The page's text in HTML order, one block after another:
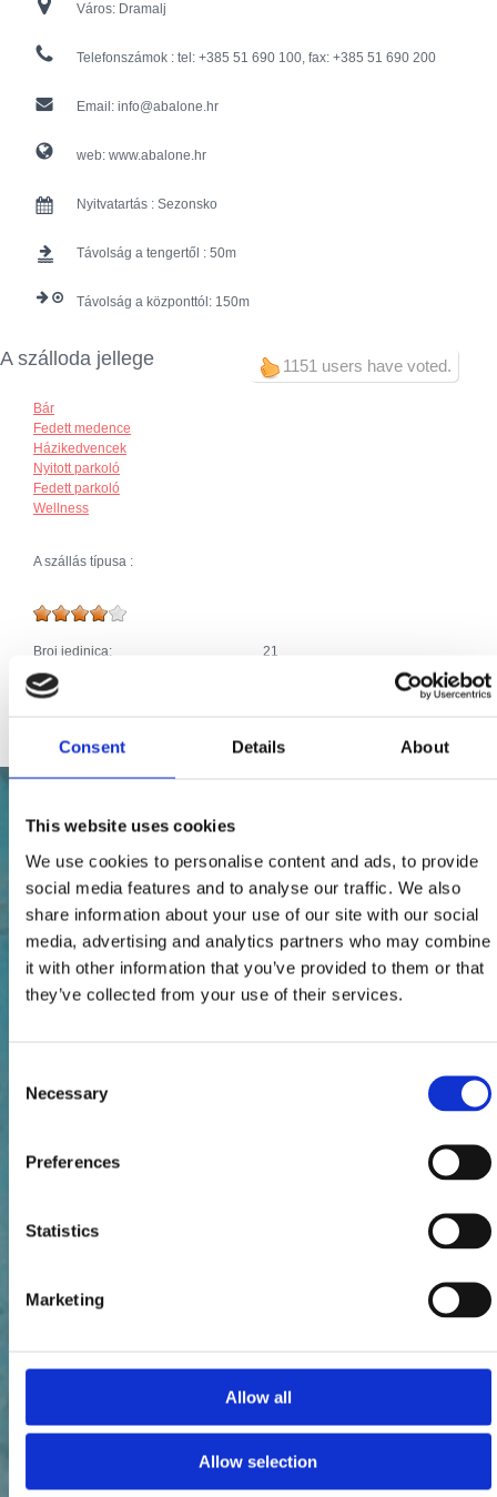
Consent Details About
This website uses cookies
We use cookies to personalise content and ads, to provide
social media features and to analyse our traffic. We also
share information about your use of our site with our social
media, advertising and analytics partners who may combine
it with other information that you’ve provided to them or that
they’ve collected from your use of their services.
Selection
Necessary
Preferences
Statistics
Marketing
Allow all
Allow selection
Város: Dramalj
Telefonszámok : tel: +385 51 690 100, fax: +385 51 690 200
Email: info@abalone.hr
web: www.abalone.hr
Nyitvatartás : Sezonsko
Távolság a tengertől : 50
Távolság a központtól: 150
1151 users have voted.
A szálloda jellege
Bár
Fedett medence
Házikedvencek
Nyitott parkoló
Fedett parkoló
Wellness
A szállás típusa :
Broj jedinica:
21
Ágyak (szám):
Extrák: